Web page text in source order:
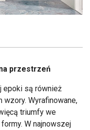
przestrzeń
epoki są również
wzory. Wyrafinowane,
triumfy we
W najnowszej